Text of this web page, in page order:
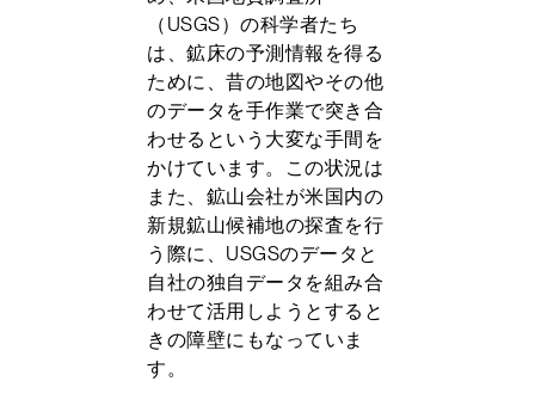
（USGS）の科学者たち
は、鉱床の予測情報を得る
ために、昔の地図やその他
のデータを手作業で突き合
わせるという大変な手間を
かけています。この状況は
また、鉱山会社が米国内の
新規鉱山候補地の探査を行
う際に、USGSのデータと
自社の独自データを組み合
わせて活用しようとすると
きの障壁にもなっていま
す。